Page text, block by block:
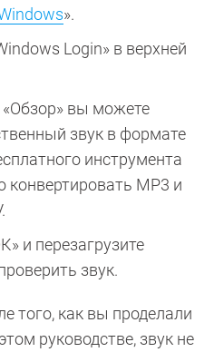
».
Login» в верхней
вы можете
звук в формате
инструмента
конвертировать MP3 и
и перезагрузите
звук.
того, как вы проделали
руководстве, звук не